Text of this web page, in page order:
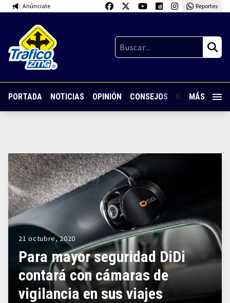
Anúnciate Reportes
PORTADA NOTICIAS OPINIÓN CONSEJOS GUARDIA
MÁS
21 octubre, 2020
Para mayor seguridad DiDi
contará con cámaras de
vigilancia en sus viajes